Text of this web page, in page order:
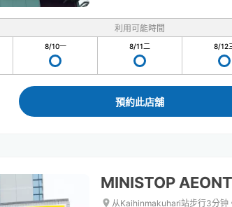
利用可能時間
8/10一 8/11二 8/12
預約此店舖
MINISTOP
从Kaihinmakuhari站步行3分钟